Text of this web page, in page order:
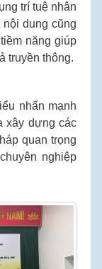
trí tuệ nhân
dung cũng
năng giúp
truyền thông.
nhấn mạnh
xây dựng các
quan trọng
nghiệp